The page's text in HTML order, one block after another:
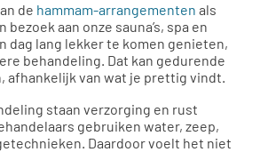
de hammam-arrangementen als
bezoek aan onze sauna’s, spa en
dag lang lekker te komen genieten,
behandeling. Dat kan gedurende
afhankelijk van wat je prettig vindt.
staan verzorging en rust
gebruiken water, zeep,
Daardoor voelt het niet